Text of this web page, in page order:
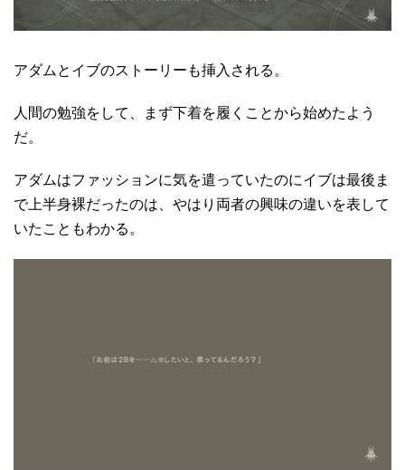
アダムとイブのストーリーも挿入される。
人間の勉強をして、まず下着を履くことから始めたよう
だ。
アダムはファッションに気を遣っていたのにイブは最後ま
で上半身裸だったのは、やはり両者の興味の違いを表して
いたこともわかる。